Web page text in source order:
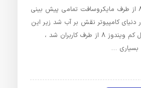
بعد از ارائه ویندوز 8 از طرف مایکروسافت تمامی پیش بینی
کامپیوتر نقش بر آب شد زیر این
شرکت شاهد استقبال کم ویندوز 8 از طرف کاربران شد ،
بسیاری …